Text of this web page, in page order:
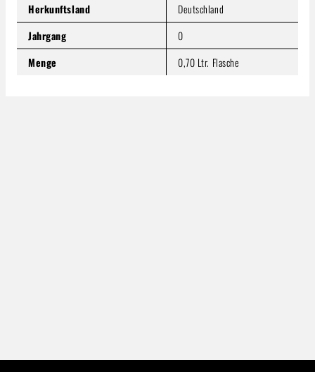
Herkunftsland
Deutschland
Jahrgang
0
Menge
0,70 Ltr. Flasche